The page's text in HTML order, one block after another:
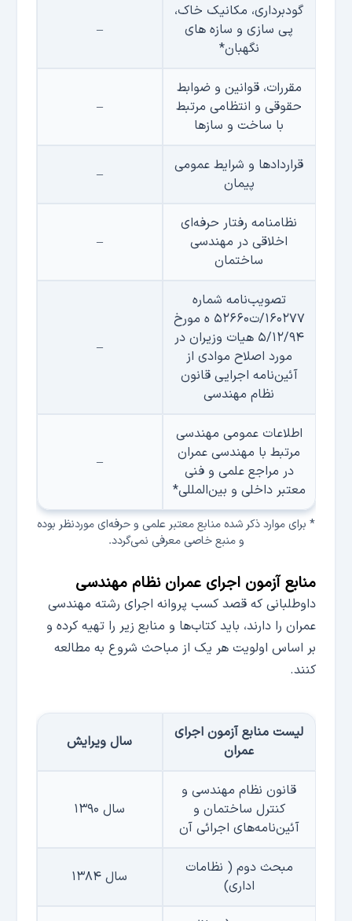
گودبرداری، مکانیک خاک،
پی سازی و سازه های
نگهبان*
–
مقررات، قوانین و ضوابط
حقوقی و انتظامی مرتبط
با ساخت و سازها
–
قراردادها و شرایط عمومی
پیمان
–
نظامنامه رفتار حرفه‌ای
اخلاقی در مهندسی
ساختمان
–
تصويب‌نامه شماره
۱۶۰۲۷۷/ت۵۲۶۶۰ ه‌ مورخ
۵/۱۲/۹۴ هيات وزيران در
مورد اصلاح موادی از
آئين‌نامه اجرايی قانون
نظام مهندسی
–
اطلاعات عمومی مهندسی
مرتبط با مهندسی عمران
در مراجع علمی و فنی
معتبر داخلی و بین‌المللی*
–
* برای موارد ذكر شده منابع معتبر علمی و حرفه‌ای موردنظر بوده
و منبع خاصی معرفی نمی‌گردد.
منابع آزمون اجرای عمران نظام مهندسی
داوطلبانی که قصد کسب پروانه اجرای رشته مهندسی
عمران را دارند، باید کتاب‌ها و منابع زیر را تهیه کرده و
بر اساس اولویت هر یک از مباحث شروع به مطالعه
کنند.
لیست منابع آزمون اجرای
عمران
سال ویرایش
قانون نظام مهندسی و
كنترل ساختمان و
آئین‌نامه‌های اجرائی آن
سال ۱۳۹۰
مبحث دوم ( نظامات
اداری)
سال ۱۳۸۴